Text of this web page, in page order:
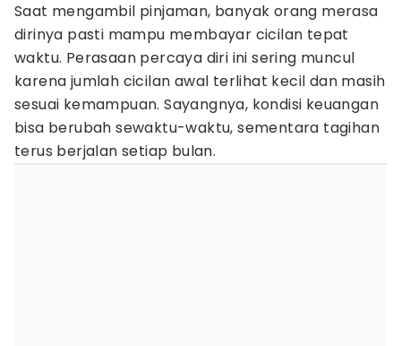
Saat mengambil pinjaman, banyak orang merasa
dirinya pasti mampu membayar cicilan tepat
waktu. Perasaan percaya diri ini sering muncul
karena jumlah cicilan awal terlihat kecil dan masih
sesuai kemampuan. Sayangnya, kondisi keuangan
bisa berubah sewaktu-waktu, sementara tagihan
terus berjalan setiap bulan.